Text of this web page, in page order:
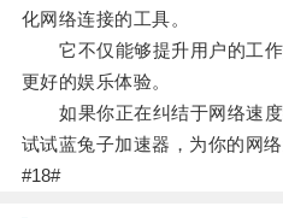
化网络连接的工具。
它不仅能够提升用户的工作
更好的娱乐体验。
如果你正在纠结于网络速度
试试蓝兔子加速器，为你的网
#18#